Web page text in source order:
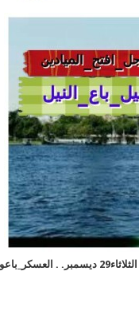
الثلاثاء29 ديسمبر. . العسكر_باعوا_النيل